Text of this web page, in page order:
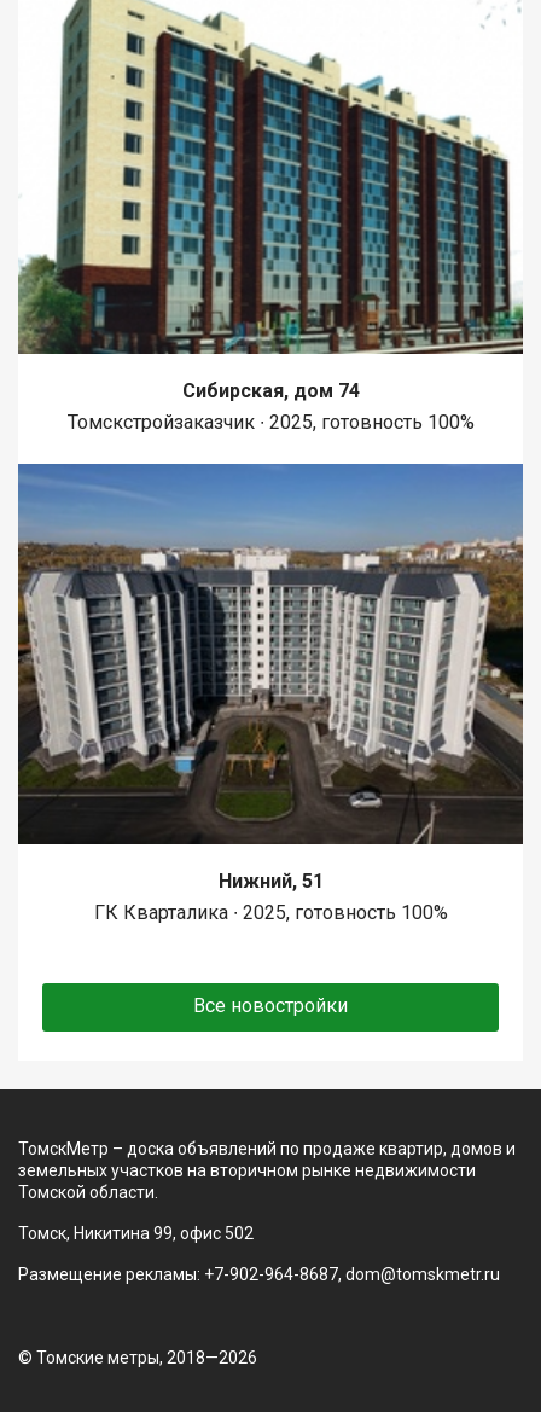
Сибирская, дом 74
Томскстройзаказчик ∙ 2025, готовность 100%
Нижний, 51
ГК Кварталика ∙ 2025, готовность 100%
Все новостройки
ТомскМетр – доска объявлений по продаже квартир, домов и
земельных участков на вторичном рынке недвижимости
Томской области.
Томск, Никитина 99, офис 502
Размещение рекламы: +7-902-964-8687, dom@tomskmetr.ru
© Томские метры, 2018—2026